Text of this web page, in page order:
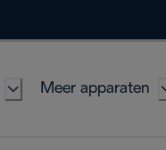
Meer apparaten